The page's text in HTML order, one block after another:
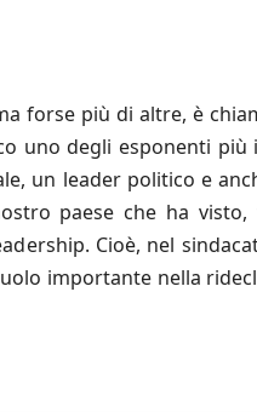
forse più di altre, è
uno degli esponenti
un leader politico e
paese che ha
Cioè, nel
importante nella